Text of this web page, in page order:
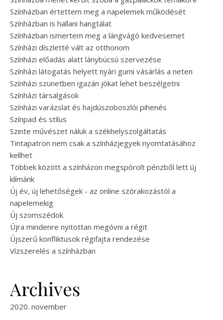
Színházban értettem meg a napelemek működését
Színházban is hallani hangtálat
Színházban ismertem meg a lángvágó kedvesemet
Színházi díszletté vált az otthonom
Színházi előadás alatt lánybúcsú szervezése
Színházi látogatás helyett nyári gumi vásárlás a neten
Színházi szünetben igazán jókat lehet beszélgetni
Színházi társalgások
Színházi varázslat és hajdúszoboszlói pihenés
Színpad és stílus
Szinte művészet náluk a székhelyszolgáltatás
Tintapatron nem csak a színházjegyek nyomtatásához
kellhet
Többek között a színházon megspórolt pénzből lett új
klímánk
Új év, új lehetőségek - az online szórakozástól a
napelemekig
Új szomszédok
Újra mindenre nyitottan megóvni a régit
Újszerű konfliktusok régifajta rendezése
Vízszerelés a színházban
Archives
2020. november